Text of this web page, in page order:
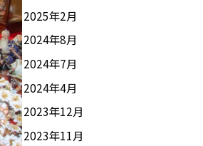
2025年2月
2024年8月
2024年7月
2024年4月
2023年12月
2023年11月